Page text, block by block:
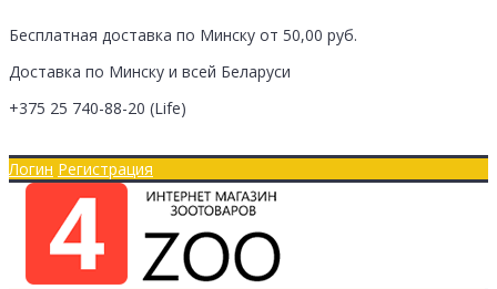
Бесплатная доставка по Минску от 50,00 руб.
Доставка по Минску и всей Беларуси
+375 25 740-88-20 (Life)
Логин Регистрация